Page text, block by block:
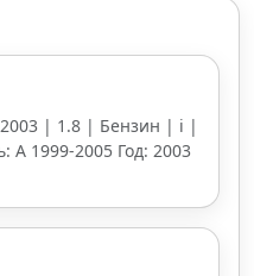
| 1.8 | Бензин | i |
A 1999-2005 Год: 2003